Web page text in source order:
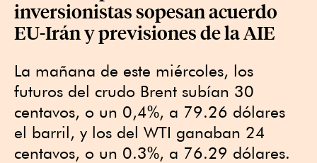
inversionistas sopesan acuerdo
EU-Irán y previsiones de la AIE
La mañana de este miércoles, los
futuros del crudo Brent subían 30
centavos, o un 0,4%, a 79.26 dólares
el barril, y los del WTI ganaban 24
centavos, o un 0.3%, a 76.29 dólares.